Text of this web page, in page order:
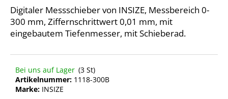
Digitaler Messschieber von INSIZE, Messbereich 0-
300 mm, Ziffernschrittwert 0,01 mm, mit
eingebautem Tiefenmesser, mit Schieberad.
Bei uns auf Lager (3 St)
Artikelnummer: 1118-300B
Marke: INSIZE
e
h
l
n